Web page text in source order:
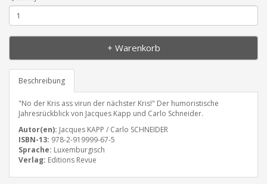
+ Warenkorb
Beschreibung
"No der Kris ass virun der nächster Kris!" Der humoristische
Jahresrückblick von Jacques Kapp und Carlo Schneider.
Autor(en): Jacques KAPP / Carlo SCHNEIDER
ISBN-13: 978-2-919999-67-5
Sprache: Luxemburgisch
Verlag: Editions Revue